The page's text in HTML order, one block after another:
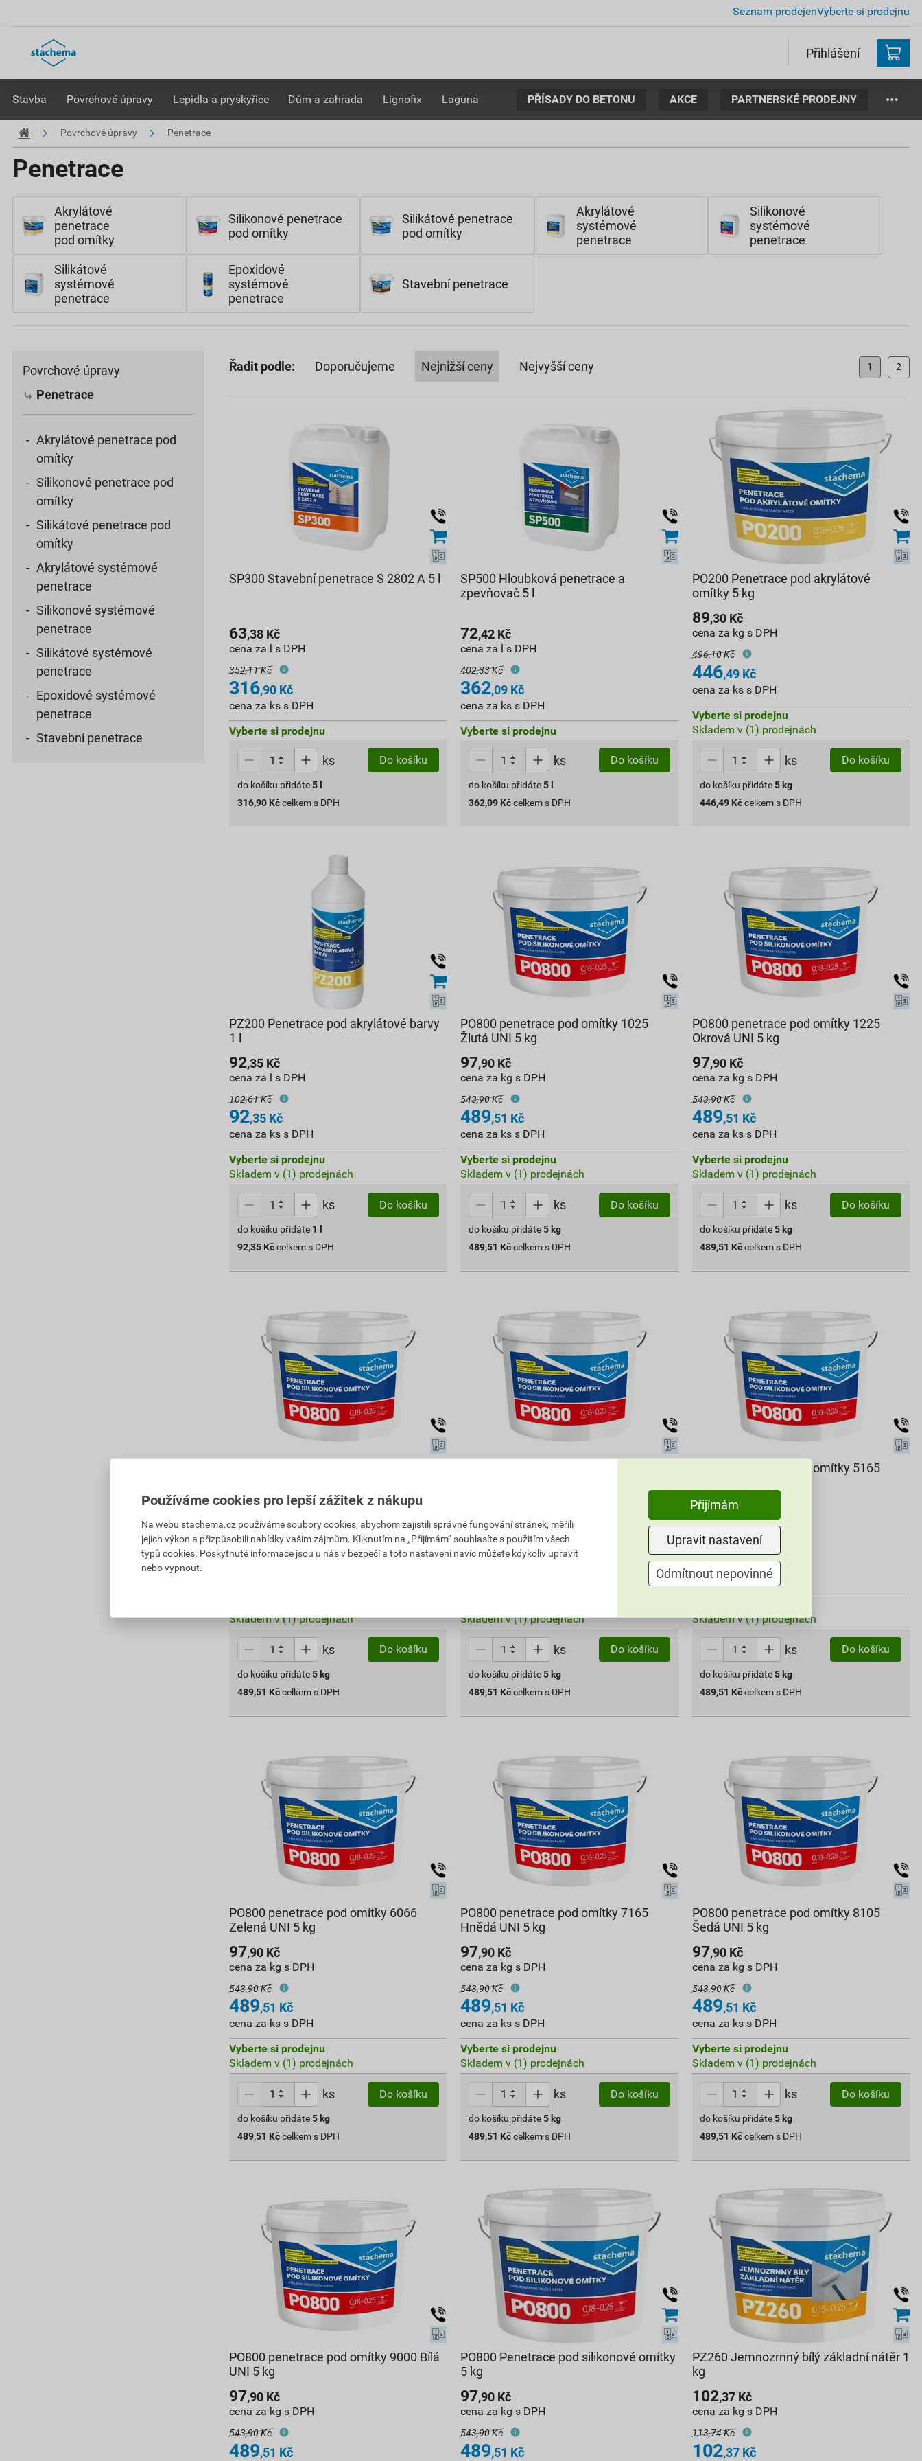
Seznam prodejenVyberte si prodejnu
Přihlášení
Stavba Povrchové úpravy Lepidla a pryskyřice Dům a zahrada Lignofix Laguna PŘÍSADY DO BETONU AKCE PARTNERSKÉ PRODEJNY
Povrchové úpravy Penetrace
Penetrace
Akrylátové
penetrace
pod omítky
Silikonové penetrace
pod omítky
Silikátové penetrace
pod omítky
Akrylátové
systémové
penetrace
Silikonové
systémové
penetrace
Silikátové
systémové
penetrace
Epoxidové
systémové
penetrace
Stavební penetrace
Povrchové úpravy
Penetrace
Akrylátové penetrace pod
omítky
Silikonové penetrace pod
omítky
Silikátové penetrace pod
omítky
Akrylátové systémové
penetrace
Silikonové systémové
penetrace
Silikátové systémové
penetrace
Epoxidové systémové
penetrace
Stavební penetrace
Řadit podle: Doporučujeme Nejnižší ceny Nejvyšší ceny 1 2
SP300 Stavební penetrace S 2802 A 5 l
63,38 Kč
cena za l s DPH
352,11 Kč
316,90 Kč
cena za ks s DPH
Vyberte si prodejnu
ks Do košíku
do košíku přidáte 5
316,90 Kč celkem s DPH
SP500 Hloubková penetrace a
zpevňovač 5 l
72,42 Kč
cena za l s DPH
402,33 Kč
362,09 Kč
cena za ks s DPH
Vyberte si prodejnu
ks Do košíku
do košíku přidáte5
362,09 Kčcelkem s DPH
PO200 Penetrace pod akrylátové
omítky 5 kg
89,30Kč
cena za kg s DPH
496,10 Kč
446,49Kč
cena za ks s DPH
Vyberte si prodejnu
Skladem v (1) prodejnách
ks Do košíku
do košíku přidáte 5 kg
446,49 Kč celkem s DPH
PZ200 Penetrace pod akrylátové barvy
1 l
92,35 Kč
cena za l s DPH
102,61 Kč
92,35 Kč
cena za ks s DPH
Vyberte si prodejnu
Skladem v (1) prodejnách
ks Do košíku
do košíku přidáte 1
92,35 Kč celkem s DPH
PO800 penetrace pod omítky 1025
Žlutá UNI 5 kg
97,90 Kč
cena za kg s DPH
543,90 Kč
489,51 Kč
cena za ks s DPH
Vyberte si prodejnu
Skladem v (1) prodejnách
ks Do košíku
do košíku přidáte5 kg
489,51 Kčcelkem s DPH
PO800 penetrace pod omítky 1225
Okrová UNI 5 kg
97,90Kč
cena za kg s DPH
543,90 Kč
489,51 Kč
cena za ks s DPH
Vyberte si prodejnu
Skladem v (1) prodejnách
ks Do košíku
do košíku přidáte 5 kg
489,51 Kč celkem s DPH
97,90 Kč
cena za kg s DPH
543,90 Kč
489
Skladem v (1) prodejnách
ks Do košíku
do košíku přidáte 5 kg
489,51 Kč celkem s DPH
cena za kg s DPH
543,90 Kč
489 Kč
Skladem v (1) prodejnách
ks Do košíku
do košíku přidáte5 kg
489,51 Kčcelkem s DPH
PO800 penetrace pod omítky 5165
97,90Kč
cena za kg s DPH
543,90 Kč
489,51Kč
cena za ks s DPH
Skladem v (1) prodejnách
ks Do košíku
do košíku přidáte 5 kg
489,51 Kč celkem s DPH
PO800 penetrace pod omítky 6066
Zelená UNI 5 kg
97,90 Kč
cena za kg s DPH
543,90 Kč
489,51 Kč
cena za ks s DPH
Vyberte si prodejnu
Skladem v (1) prodejnách
ks Do košíku
do košíku přidáte 5 kg
489,51 Kč celkem s DPH
PO800 penetrace pod omítky 7165
Hnědá UNI 5 kg
97,90 Kč
cena za kg s DPH
543,90 Kč
489,51 Kč
cena za ks s DPH
Vyberte si prodejnu
Skladem v (1) prodejnách
ks Do košíku
do košíku přidáte5 kg
489,51 Kčcelkem s DPH
PO800 penetrace pod omítky 8105
Šedá UNI 5 kg
97,90Kč
cena za kg s DPH
543,90 Kč
489,51 Kč
cena za ks s DPH
Vyberte si prodejnu
Skladem v (1) prodejnách
ks Do košíku
do košíku přidáte 5 kg
489,51 Kč celkem s DPH
PO800 penetrace pod omítky 9000 Bílá
UNI 5 kg
97,90 Kč
cena za kg s DPH
543,90 Kč
489,51 Kč
PO800 Penetrace pod silikonové omítky
5 kg
97,90 Kč
cena za kg s DPH
543,90 Kč
489,51 Kč
PZ260 Jemnozrnný bílý základní nátěr 1
kg
102,37Kč
cena za kg s DPH
113,74 Kč
102,37Kč
Používáme cookies pro lepší zážitek z nákupu
Na webu stachema.cz používáme soubory cookies, abychom zajistili správné fungování stránek, měřili
jejich výkon a přizpůsobili nabídky vašim zájmům. Kliknutím na „Přijímám“ souhlasíte s použitím všech
typů cookies. Poskytnuté informace jsou u nás v bezpečí a toto nastavení navíc můžete kdykoliv upravit
nebo vypnout.
Přijímám
Upravit nastavení
Odmítnout nepovinné